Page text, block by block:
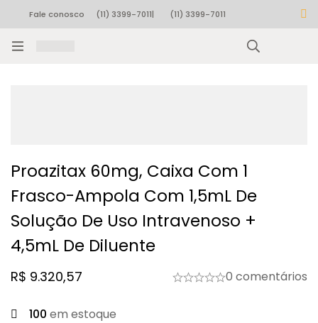
Fale conosco (11) 3399-7011|
(11) 3399-7011
Proazitax 60mg, Caixa Com 1
Frasco-Ampola Com 1,5mL De
Solução De Uso Intravenoso +
4,5mL De Diluente
R$ 9.320,57 0 comentários
100 em estoque